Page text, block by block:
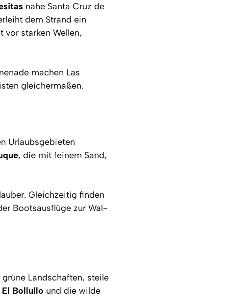
nahe Santa Cruz de
dem Strand ein
vor starken Wellen,
machen Las
gleichermaßen.
Urlaubsgebieten
, die mit feinem Sand,
Gleichzeitig finden
Bootsausflüge zur Wal-
Landschaften, steile
El Bollullo und die wilde